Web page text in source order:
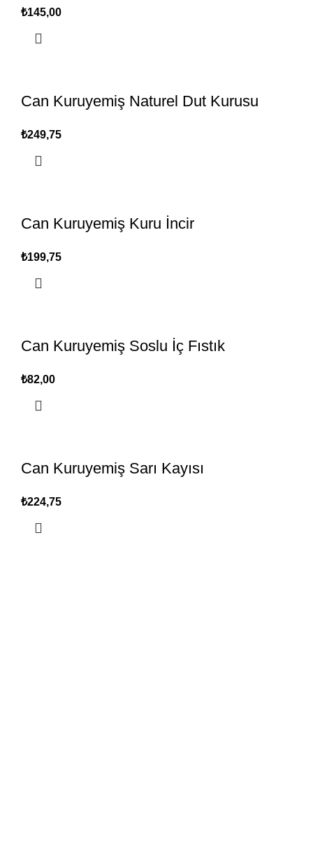
₺
Can Kuruyemiş Naturel Dut Kurusu
₺
Can Kuruyemiş Kuru İncir
₺
Can Kuruyemiş Soslu İç Fıstık
₺
Can Kuruyemiş Sarı Kayısı
₺